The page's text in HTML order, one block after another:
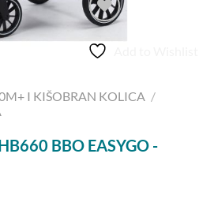
I KIŠOBRAN KOLICA /
BBO EASYGO -